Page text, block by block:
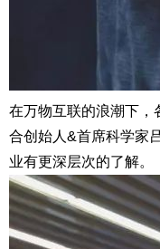
在万物互联的浪潮下，
合创始人&首席科学家
业有更深层次的了解。